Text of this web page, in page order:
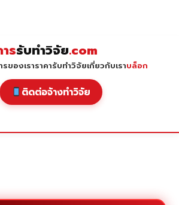
รรับทำวิจัย.com
รของเราราคารับทำวิจัยเกี่ยวกับเราบล็อก
ติดต่อจ้างทำวิจัย